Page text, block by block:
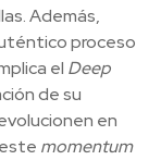
Además,
proceso
el Deep
de su
en
momentum